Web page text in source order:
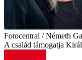
Fotocentral / Németh
A család támogatja